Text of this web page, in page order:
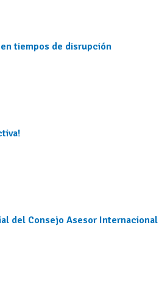
tiempos de disrupción
del Consejo Asesor Internacional